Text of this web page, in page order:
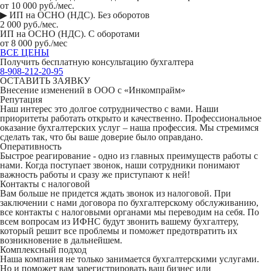
от 10 000 руб./мес.
▶ ИП на ОСНО (НДС). Без оборотов
2 000 руб./мес.
ИП на ОСНО (НДС). С оборотами
от 8 000 руб./мес
ВСЕ ЦЕНЫ
Получить бесплатную консультацию бухгалтера
8-908-212-20-95
ОСТАВИТЬ ЗАЯВКУ
Внесение изменений в ООО с «Инкомпрайм»
Репутация
Наш интерес это долгое сотрудничество с вами. Наши
приоритеты работать открыто и качественно. Профессиональное
оказание бухгалтерских услуг – наша профессия. Мы стремимся
сделать так, что бы ваше доверие было оправдано.
Оперативность
Быстрое реагирование - одно из главных преимуществ работы с
нами. Когда поступает звонок, наши сотрудники понимают
важность работы и сразу же приступают к ней!
Контакты с налоговой
Вам больше не придется ждать звонок из налоговой. При
заключении с нами договора по бухгалтерскому обслуживанию,
все контакты с налоговыми органами мы переводим на себя. По
всем вопросам из ИФНС будут звонить вашему бухгалтеру,
который решит все проблемы и поможет предотвратить их
возникновение в дальнейшем.
Комплексный подход
Наша компания не только занимается бухгалтерскими услугами.
Но и поможет вам зарегистрировать ваш бизнес или